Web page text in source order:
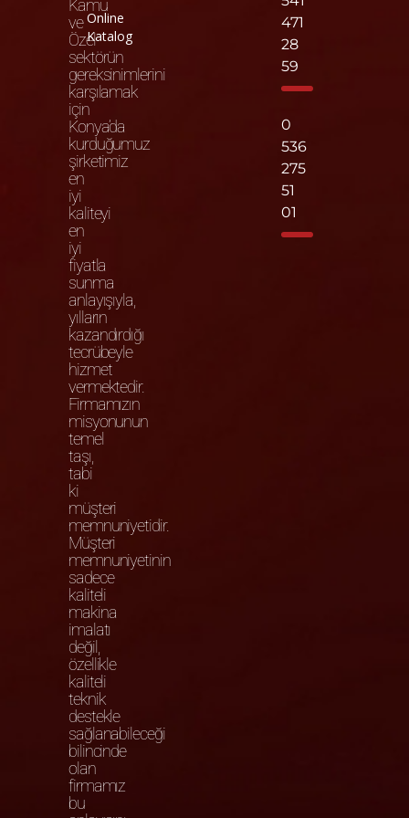
Kamu
ve
Özel
sektörün
gereksinimlerini
karşılamak
için
Konya’da
kurduğumuz
şirketimiz
en
iyi
kaliteyi
en
iyi
fiyatla
sunma
anlayışıyla,
yılların
kazandırdığı
tecrübeyle
hizmet
vermektedir.
Firmamızın
misyonunun
temel
taşı,
tabi
ki
müşteri
memnuniyetidir.
Müşteri
memnuniyetinin
sadece
kaliteli
makina
imalatı
değil,
özellikle
kaliteli
teknik
destekle
sağlanabileceği
bilincinde
olan
firmamız
bu
Online
Katalog
471
28
59
0
536
275
51
01